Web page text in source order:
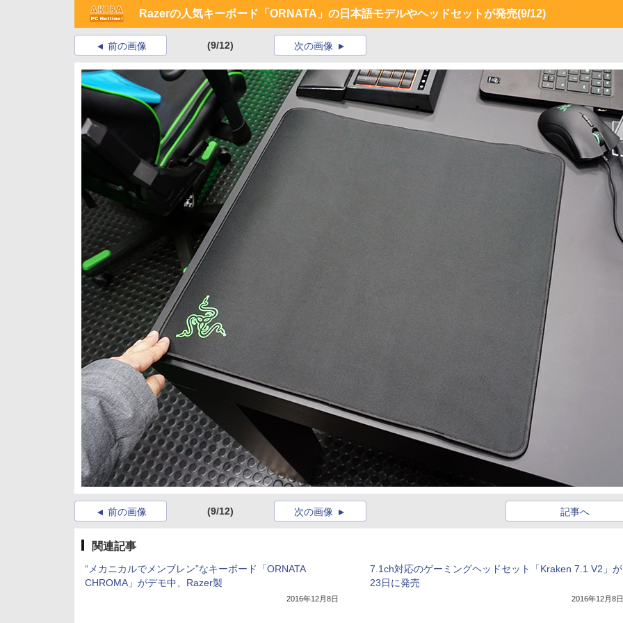
Razerの人気キーボード「ORNATA」の日本語モデルやヘッドセットが発売(9/12)
前の画像 (9/12) 次の画像
前の画像 (9/12) 次の画像 記事へ
関連記事
“メカニカルでメンブレン”なキーボード「ORNATA
CHROMA」がデモ中、Razer製
2016年12月8日
7.1ch対応のゲーミングヘッドセット「Kraken 7.1 V2」が
23日に発売
2016年12月8日